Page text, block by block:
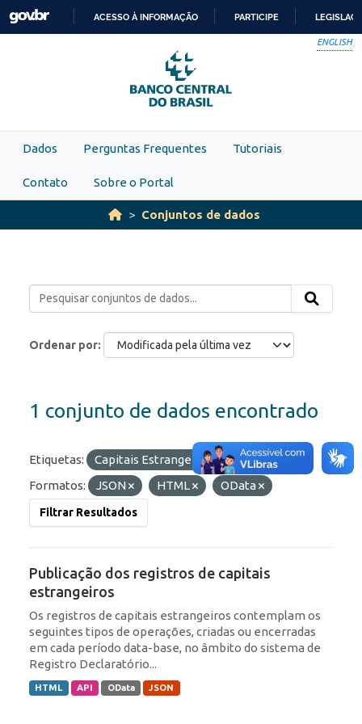
Skip to main content
PARA
O
CONTEÚDO
ACESSO À INFORMAÇÃO PARTICIPE
ENGLISH
Dados Perguntas Frequentes Tutoriais
Contato Sobre o Portal
Conjuntos de dados
Ordenar por
1 conjunto de dados encontrado
Etiquetas: Capitais Estrangeiros
IED
Formatos:
JSON HTML OData
Filtrar Resultados
Publicação dos registros de capitais
estrangeiros
Os registros de capitais estrangeiros contemplam os
seguintes tipos de operações, criadas ou encerradas
em cada período data-base, no âmbito do sistema de
Registro Declaratório...
HTML API OData JSON